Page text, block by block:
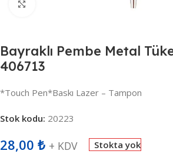
Bayraklı Pembe Metal
406713
*Touch Pen*Baskı Lazer – Tampon
Stok kodu: 20223
28,00 ₺ + KDV Stokta yok